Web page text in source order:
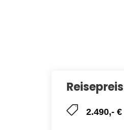
Reisepreis
2.490,- €